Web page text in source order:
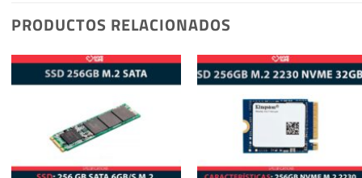
PRODUCTOS RELACIONADOS